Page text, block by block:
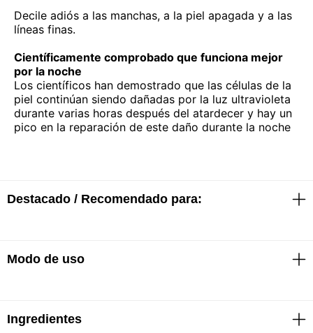
Decile adiós a las manchas, a la piel apagada y a las
líneas finas.
Científicamente comprobado que funciona mejor
por la noche
Los científicos han demostrado que las células de la
piel continúan siendo dañadas por la luz ultravioleta
durante varias horas después del atardecer y hay un
pico en la reparación de este daño durante la noche
Destacado / Recomendado para:
· Reduce manchas
Leaping Bunny
Modo de uso
Aplicar sobre la palma de la mano y esparcir
Ingredientes